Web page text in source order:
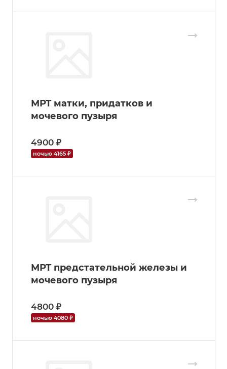
МРТ матки, придатков и
мочевого пузыря
4900 ₽
ночью 4165 ₽
МРТ предстательной железы и
мочевого пузыря
4800 ₽
ночью 4080 ₽